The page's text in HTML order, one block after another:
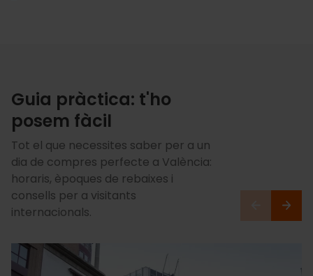
Guia pràctica: t'ho
posem fàcil
Tot el que necessites saber per a un
dia de compres perfecte a València:
horaris, èpoques de rebaixes i
consells per a visitants
internacionals.